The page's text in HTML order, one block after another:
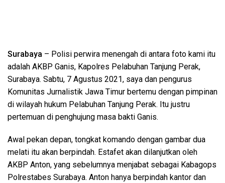
Surabaya – Polisi perwira menengah di antara foto kami itu
adalah AKBP Ganis, Kapolres Pelabuhan Tanjung Perak,
Surabaya. Sabtu, 7 Agustus 2021, saya dan pengurus
Komunitas Jurnalistik Jawa Timur bertemu dengan pimpinan
di wilayah hukum Pelabuhan Tanjung Perak. Itu justru
pertemuan di penghujung masa bakti Ganis.
Awal pekan depan, tongkat komando dengan gambar dua
melati itu akan berpindah. Estafet akan dilanjutkan oleh
AKBP Anton, yang sebelumnya menjabat sebagai Kabagops
Polrestabes Surabaya. Anton hanya berpindah kantor dan